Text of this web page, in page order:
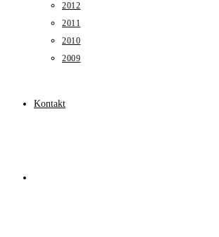
2012
2011
2010
2009
Kontakt